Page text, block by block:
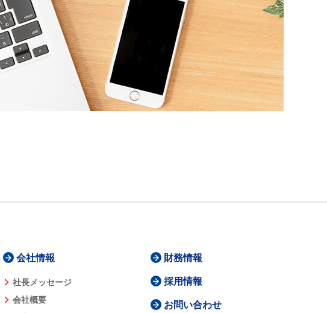
会社情報
社長メッセージ
会社概要
財務情報
採用情報
お問い合わせ